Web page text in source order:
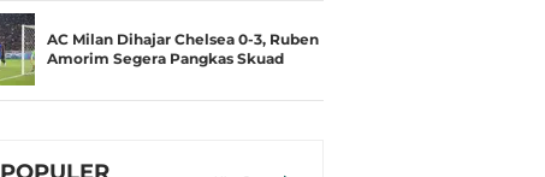
AC Milan Dihajar Chelsea 0-3, Ruben
Amorim Segera Pangkas Skuad